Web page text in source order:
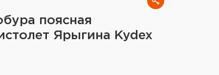
поясная
Ярыгина Kydex